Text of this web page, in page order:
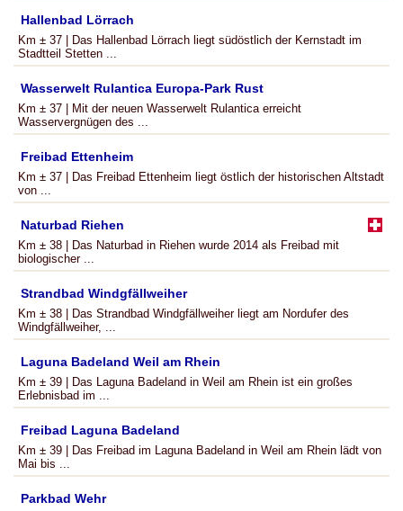
Hallenbad Lörrach
Km ± 37 | Das Hallenbad Lörrach liegt südöstlich der Kernstadt im
Stadtteil Stetten ...
Wasserwelt Rulantica Europa-Park Rust
Km ± 37 | Mit der neuen Wasserwelt Rulantica erreicht
Wasservergnügen des ...
Freibad Ettenheim
Km ± 37 | Das Freibad Ettenheim liegt östlich der historischen Altstadt
von ...
Naturbad Riehen
Km ± 38 | Das Naturbad in Riehen wurde 2014 als Freibad mit
biologischer ...
Strandbad Windgfällweiher
Km ± 38 | Das Strandbad Windgfällweiher liegt am Nordufer des
Windgfällweiher, ...
Laguna Badeland Weil am Rhein
Km ± 39 | Das Laguna Badeland in Weil am Rhein ist ein großes
Erlebnisbad im ...
Freibad Laguna Badeland
Km ± 39 | Das Freibad im Laguna Badeland in Weil am Rhein lädt von
Mai bis ...
Parkbad Wehr